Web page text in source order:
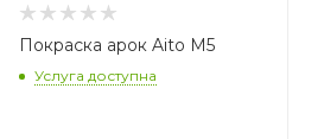
Покраска арок Aito M5
Услуга доступна